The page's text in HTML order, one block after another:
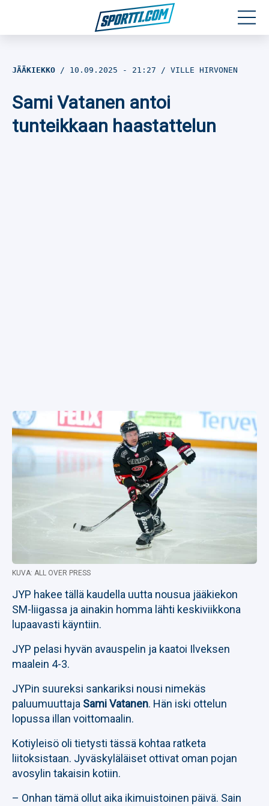
Jalkapallo
JÄÄKIEKKO 10.09.2025 - 21:27 VILLE HIRVONEN
Sami Vatanen antoi
tunteikkaan haastattelun
KUVA: ALL OVER PRESS
JYP hakee tällä kaudella uutta nousua jääkiekon
SM-liigassa ja ainakin homma lähti keskiviikkona
lupaavasti käyntiin.
JYP pelasi hyvän avauspelin ja kaatoi Ilveksen
maalein 4-3.
JYPin suureksi sankariksi nousi nimekäs
paluumuuttaja Sami Vatanen. Hän iski ottelun
lopussa illan voittomaalin.
Kotiyleisö oli tietysti tässä kohtaa ratketa
liitoksistaan. Jyväskyläläiset ottivat oman pojan
avosylin takaisin kotiin.
– Onhan tämä ollut aika ikimuistoinen päivä. Sain